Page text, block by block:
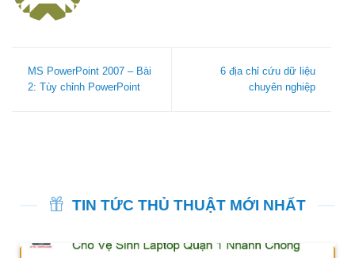
MS PowerPoint 2007 – Bài
2: Tùy chỉnh PowerPoint
6 địa chỉ cứu dữ liệu
chuyên nghiệp
TIN TỨC THỦ THUẬT MỚI NHẤT